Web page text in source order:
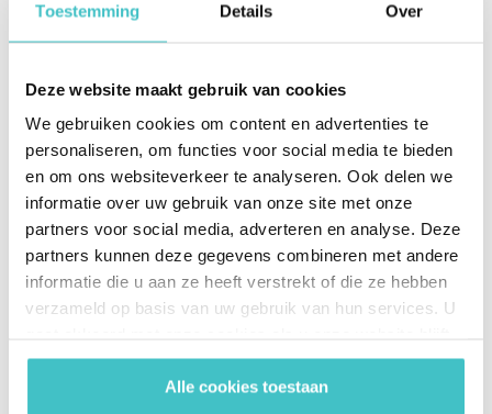
Toestemming Details Over
Deze website maakt gebruik van cookies
We gebruiken cookies om content en advertenties te
personaliseren, om functies voor social media te bieden
en om ons websiteverkeer te analyseren. Ook delen we
informatie over uw gebruik van onze site met onze
partners voor social media, adverteren en analyse. Deze
partners kunnen deze gegevens combineren met andere
informatie die u aan ze heeft verstrekt of die ze hebben
verzameld op basis van uw gebruik van hun services. U
gebruiken.
Alle cookies toestaan
ook de kans om processen te automatiseren.
Daardoor:
Verkort je de onboard-tijd voor
standaardgevallen van uren naar minuten.
Genereer je eerder omzet door snellere
onboarding.
Verbeter je de klantervaring door kortere
wachttijden en een soepeler onboarding-
proces.
Is er minder handmatige arbeid nodig,
Maak je middelen vrij om te focussen op
risicovolle of ingewikkelde accounts.